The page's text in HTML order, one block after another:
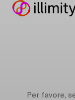
Per favore,